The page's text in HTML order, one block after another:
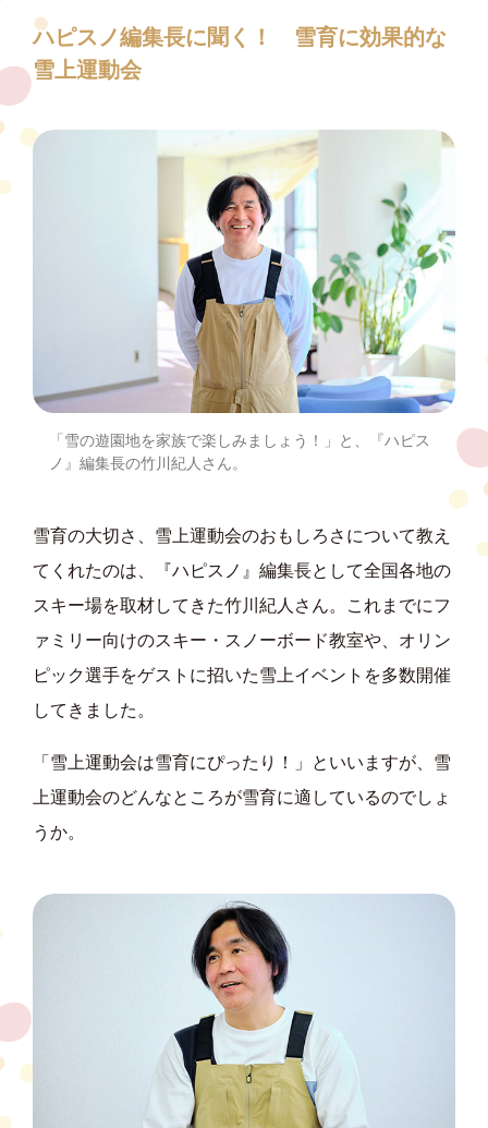
ハピスノ編集長に聞く！ 雪育に効果的な
雪上運動会
「雪の遊園地を家族で楽しみましょう！」と、『ハピス
ノ』編集長の竹川紀人さん。
雪育の大切さ、雪上運動会のおもしろさについて教え
てくれたのは、『ハピスノ』編集長として全国各地の
スキー場を取材してきた竹川紀人さん。これまでにフ
ァミリー向けのスキー・スノーボード教室や、オリン
ピック選手をゲストに招いた雪上イベントを多数開催
してきました。
「雪上運動会は雪育にぴったり！」といいますが、雪
上運動会のどんなところが雪育に適しているのでしょ
うか。